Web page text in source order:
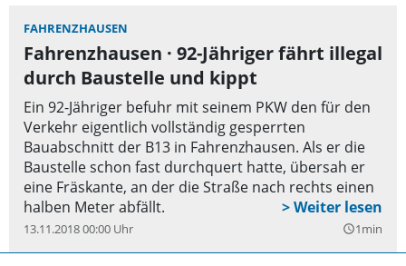
FAHRENZHAUSEN
Fahrenzhausen · 92-Jähriger fährt illegal
durch Baustelle und kippt
Ein 92-Jähriger befuhr mit seinem PKW den für den
Verkehr eigentlich vollständig gesperrten
Bauabschnitt der B13 in Fahrenzhausen. Als er die
Baustelle schon fast durchquert hatte, übersah er
eine Fräskante, an der die Straße nach rechts einen
halben Meter abfällt.
13.11.2018 00:00 Uhr query_builder1min